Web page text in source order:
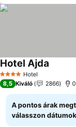
4 KategóriaHotel
Hotel Ajda
8,5 Kiváló 2866
A pontos árak
válasszon